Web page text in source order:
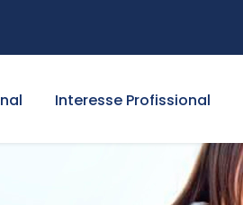
Interesse Profissional